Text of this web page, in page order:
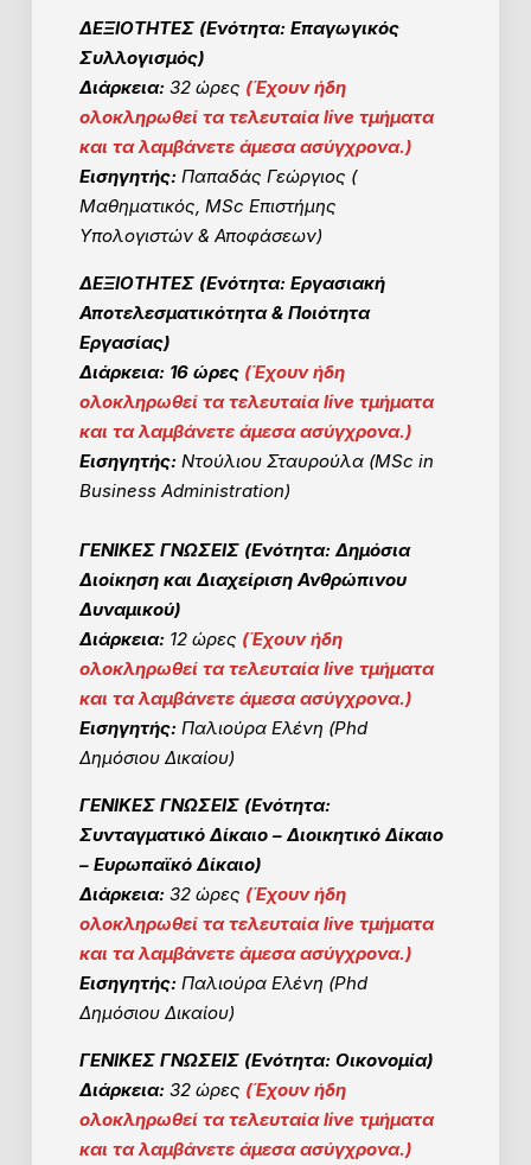
ΔΕΞΙΟΤΗΤΕΣ (Ενότητα: Επαγωγικός
Συλλογισμός)
Διάρκεια: 32 ώρες (Έχουν ήδη
ολοκληρωθεί τα τελευταία live τμήματα
και τα λαμβάνετε άμεσα ασύγχρονα.)
Εισηγητής: Παπαδάς Γεώργιος (
Μαθηματικός, MSc Επιστήμης
Υπολογιστών & Αποφάσεων)
ΔΕΞΙΟΤΗΤΕΣ (Ενότητα: Εργασιακή
Αποτελεσματικότητα & Ποιότητα
Εργασίας)
Διάρκεια: 16 ώρες (Έχουν ήδη
ολοκληρωθεί τα τελευταία live τμήματα
και τα λαμβάνετε άμεσα ασύγχρονα.)
Εισηγητής: Ντούλιου Σταυρούλα (MSc in
Business Administration)
ΓΕΝΙΚΕΣ ΓΝΩΣΕΙΣ (Ενότητα: Δημόσια
Διοίκηση και Διαχείριση Ανθρώπινου
Δυναμικού)
Διάρκεια: 12 ώρες (Έχουν ήδη
ολοκληρωθεί τα τελευταία live τμήματα
και τα λαμβάνετε άμεσα ασύγχρονα.)
Εισηγητής: Παλιούρα Ελένη (Phd
Δημόσιου Δικαίου)
ΓΕΝΙΚΕΣ ΓΝΩΣΕΙΣ (Ενότητα:
Συνταγματικό Δίκαιο – Διοικητικό Δίκαιο
– Ευρωπαϊκό Δίκαιο)
Διάρκεια: 32 ώρες (Έχουν ήδη
ολοκληρωθεί τα τελευταία live τμήματα
και τα λαμβάνετε άμεσα ασύγχρονα.)
Εισηγητής: Παλιούρα Ελένη (Phd
Δημόσιου Δικαίου)
ΓΕΝΙΚΕΣ ΓΝΩΣΕΙΣ (Ενότητα: Οικονομία)
Διάρκεια: 32 ώρες (Έχουν ήδη
ολοκληρωθεί τα τελευταία live τμήματα
και τα λαμβάνετε άμεσα ασύγχρονα.)